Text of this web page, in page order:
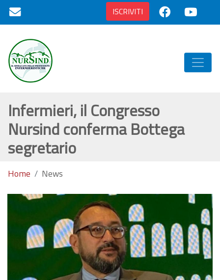
ISCRIVITI
Infermieri, il Congresso
Nursind conferma Bottega
segretario
Home News